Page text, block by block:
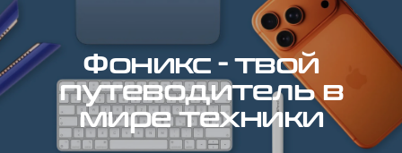
Фоникс - твой
путеводитель в
мире техники